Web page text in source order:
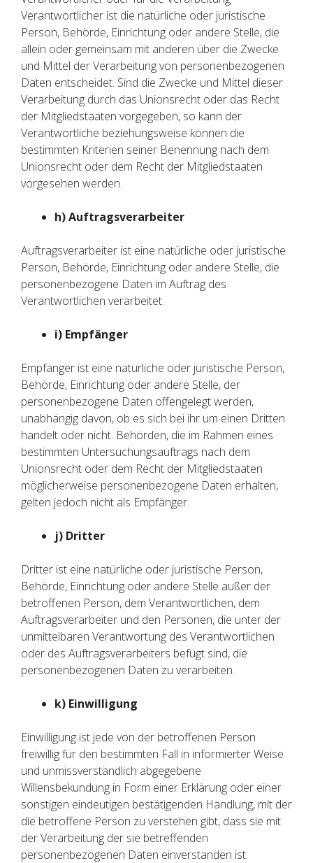
Verantwortlicher ist die natürliche oder juristische
Person, Behörde, Einrichtung oder andere Stelle, die
allein oder gemeinsam mit anderen über die Zwecke
und Mittel der Verarbeitung von personenbezogenen
Daten entscheidet. Sind die Zwecke und Mittel dieser
Verarbeitung durch das Unionsrecht oder das Recht
der Mitgliedstaaten vorgegeben, so kann der
Verantwortliche beziehungsweise können die
bestimmten Kriterien seiner Benennung nach dem
Unionsrecht oder dem Recht der Mitgliedstaaten
vorgesehen werden.
h) Auftragsverarbeiter
Auftragsverarbeiter ist eine natürliche oder juristische
Person, Behörde, Einrichtung oder andere Stelle, die
personenbezogene Daten im Auftrag des
Verantwortlichen verarbeitet.
i) Empfänger
Empfänger ist eine natürliche oder juristische Person,
Behörde, Einrichtung oder andere Stelle, der
personenbezogene Daten offengelegt werden,
unabhängig davon, ob es sich bei ihr um einen Dritten
handelt oder nicht. Behörden, die im Rahmen eines
bestimmten Untersuchungsauftrags nach dem
Unionsrecht oder dem Recht der Mitgliedstaaten
möglicherweise personenbezogene Daten erhalten,
gelten jedoch nicht als Empfänger.
j) Dritter
Dritter ist eine natürliche oder juristische Person,
Behörde, Einrichtung oder andere Stelle außer der
betroffenen Person, dem Verantwortlichen, dem
Auftragsverarbeiter und den Personen, die unter der
unmittelbaren Verantwortung des Verantwortlichen
oder des Auftragsverarbeiters befugt sind, die
personenbezogenen Daten zu verarbeiten.
k) Einwilligung
Einwilligung ist jede von der betroffenen Person
freiwillig für den bestimmten Fall in informierter Weise
und unmissverständlich abgegebene
Willensbekundung in Form einer Erklärung oder einer
sonstigen eindeutigen bestätigenden Handlung, mit der
die betroffene Person zu verstehen gibt, dass sie mit
der Verarbeitung der sie betreffenden
personenbezogenen Daten einverstanden ist.